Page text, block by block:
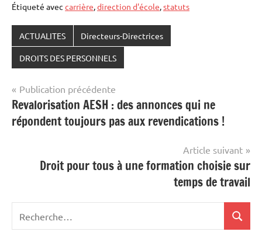
Étiqueté avec carrière direction d'école statuts
ACTUALITES Directeurs-Directrices
DROITS DES PERSONNELS
Navigation
de
l’article
Publication précédente
Revalorisation AESH : des annonces qui ne
répondent toujours pas aux revendications !
Article suivant
Droit pour tous à une formation choisie sur
temps de travail
pour